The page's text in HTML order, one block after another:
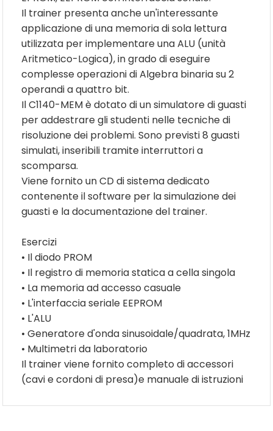
Il trainer presenta anche un'interessante
applicazione di una memoria di sola lettura
utilizzata per implementare una ALU (unità
Aritmetico-Logica), in grado di eseguire
complesse operazioni di Algebra binaria su 2
operandi a quattro bit.
Il C1140-MEM è dotato di un simulatore di guasti
per addestrare gli studenti nelle tecniche di
risoluzione dei problemi. Sono previsti 8 guasti
simulati, inseribili tramite interruttori a
scomparsa.
Viene fornito un CD di sistema dedicato
contenente il software per la simulazione dei
guasti e la documentazione del trainer.
Esercizi
• Il diodo PROM
• Il registro di memoria statica a cella singola
• La memoria ad accesso casuale
• L'interfaccia seriale EEPROM
• L'ALU
• Generatore d'onda sinusoidale/quadrata, 1MHz
• Multimetri da laboratorio
Il trainer viene fornito completo di accessori
(cavi e cordoni di presa)e manuale di istruzioni